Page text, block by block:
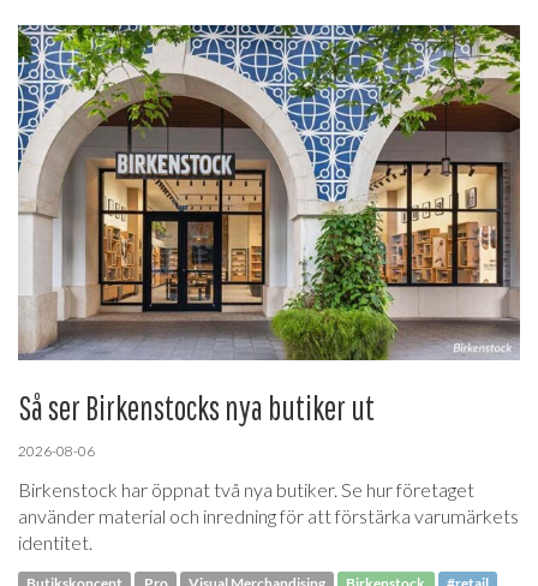
Så ser Birkenstocks nya butiker ut
2026-08-06
Birkenstock har öppnat två nya butiker. Se hur företaget
använder material och inredning för att förstärka varumärkets
identitet.